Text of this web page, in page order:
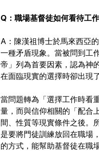
Q：職場基督徒如何看待工
A：陳漢祖博士於馬來西亞
一種矛盾現象。當被問到工
帝」列為首要因素，認為神
在面臨現實的選擇時卻出現
當問題轉為「選擇工作時看
量，而與信仰相關的「配合
間、性質等現實條件之後。
是要將門徒訓練放回在職場
的方式，能幫助基督徒在職